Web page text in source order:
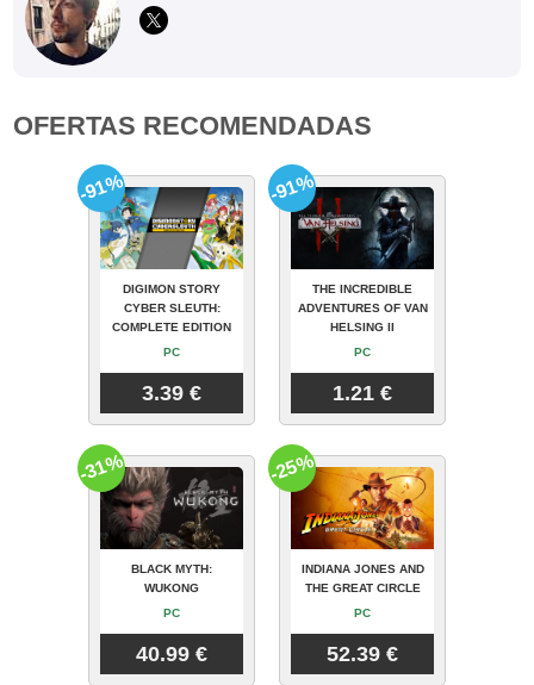
OFERTAS RECOMENDADAS
DIGIMON STORY
CYBER SLEUTH:
COMPLETE EDITION
PC
3.39 €
-91%
THE INCREDIBLE
ADVENTURES OF VAN
HELSING II
PC
1.21 €
-91%
BLACK MYTH:
WUKONG
PC
40.99 €
-31%
INDIANA JONES AND
THE GREAT CIRCLE
PC
52.39 €
-25%